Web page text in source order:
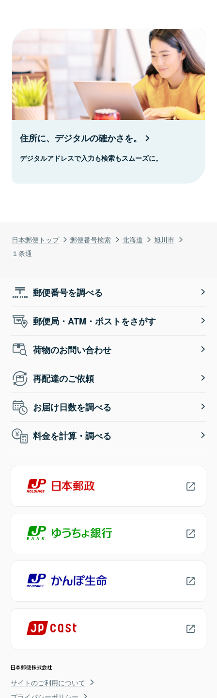
日本郵便トップ 郵便番号検索 北海道
旭川市
１条通
住所に、デジタルの確かさを。
デジタルアドレスで入力も検索もスムーズに。
郵便番号を調べる
郵便局・ATM・ポストをさがす
荷物のお問い合わせ
再配達のご依頼
お届け日数を調べる
料金を計算・調べる
サイトのご利用について